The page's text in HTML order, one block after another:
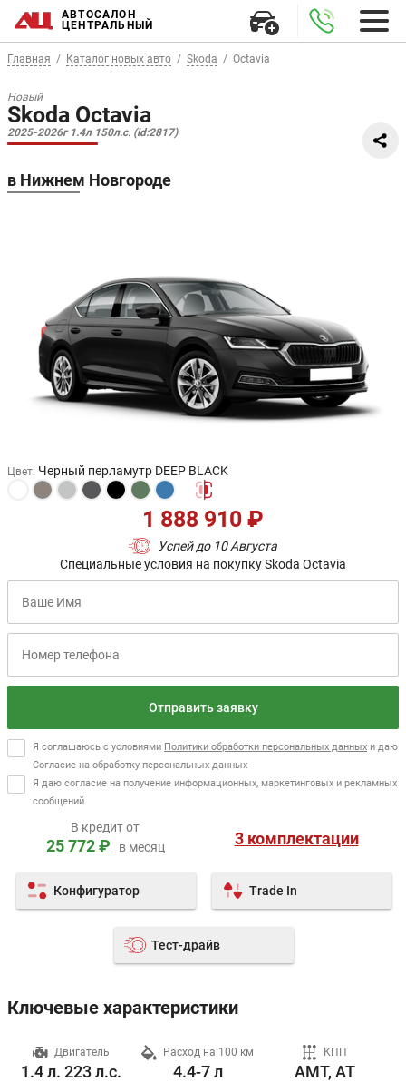
АВТОСАЛОН
ЦЕНТРАЛЬНЫЙ
Главная Каталог новых авто Skoda Octavia
Новый
Skoda Octavia
2025-2026г 1.4л 150л.с. (id:2817)
в Нижнем Новгороде
Цвет: Черный перламутр DEEP BLACK
Успей до 10 Августа
1 888 910 ₽
Специальные условия на покупку Skoda Octavia
Отправить заявку
Я соглашаюсь с условиями Политики обработки персональных данных и даю
Согласие на обработку персональных данных
Я даю согласие на получение информационных, маркетинговых и рекламных
сообщений
3 комплектации
Конфигуратор Trade In
Тест-драйв
В кредит от
25 772 ₽ в месяц
Ключевые характеристики
Двигатель
1.4 л. 223 л.с.
Расход на 100 км
4.4-7 л
КПП
AMT, AT